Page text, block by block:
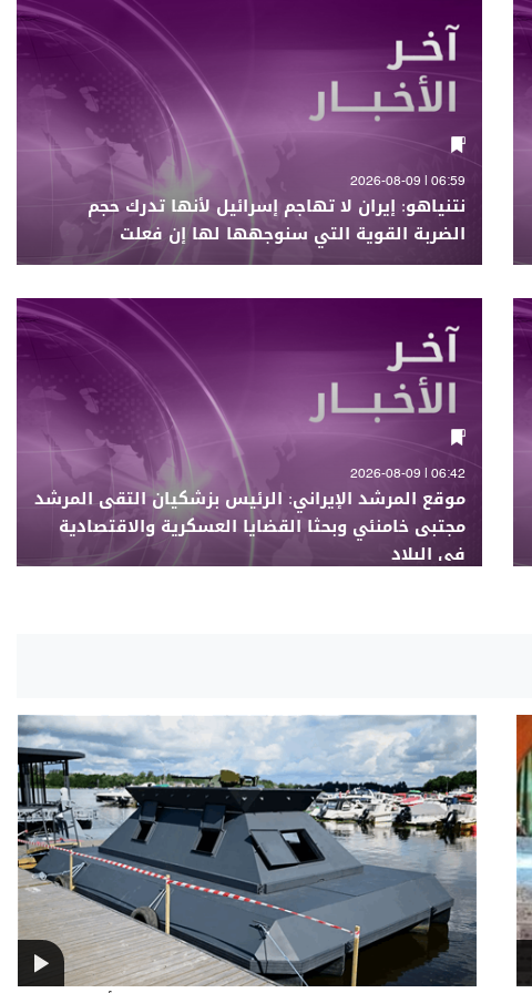
06:59 | 2026-08-09
نتنياهو: إيران لا تهاجم إسرائيل لأنها تدرك حجم
الضربة القوية التي سنوجهها لها إن فعلت
06:42 | 2026-08-09
موقع المرشد الإيراني: الرئيس بزشكيان التقى المرشد
مجتبى خامنئي وبحثا القضايا العسكرية والاقتصادية
في البلاد